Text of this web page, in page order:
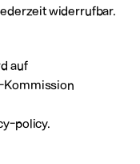
widerrufbar.
auf
Kommission
policy.